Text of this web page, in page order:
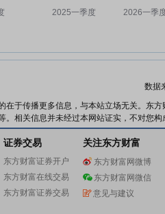
数据
在于传播更多信息，与本站立场无关。东
。相关信息并未经过本网站证实，不对您
证券交易
东方财富证券开户
东方财富在线交易
东方财富证券交易
关注东方财富
东方财富网微博
东方财富网微信
意见与建议